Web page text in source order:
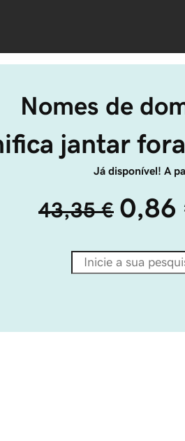
Nomes de
jantar
Já disponível! A
43,35 € 0,86